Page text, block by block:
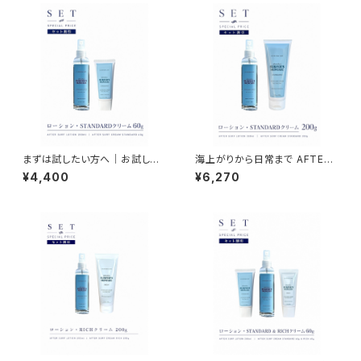
まずは試したい方へ｜お試しス
ターターセット｜NAMIHADA
はじめてセット（ミスト＆クリーム
¥4,400
海上がりから日常まで AFTER
SURF LOTION & CREAM ST
ANDARD SET｜毎日のベーシ
¥6,270